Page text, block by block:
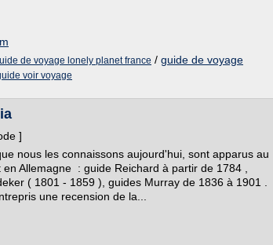
de voyage lonely planet france / guide de voyage
voir voyage
]
nous les connaissons aujourd'hui, sont apparus au
Allemagne : guide Reichard à partir de 1784 ,
( 1801 - 1859 ), guides Murray de 1836 à 1901 .
une recension de la...